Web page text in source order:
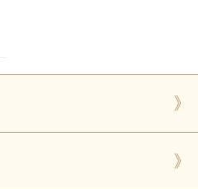
おすすめのお菓子ギ